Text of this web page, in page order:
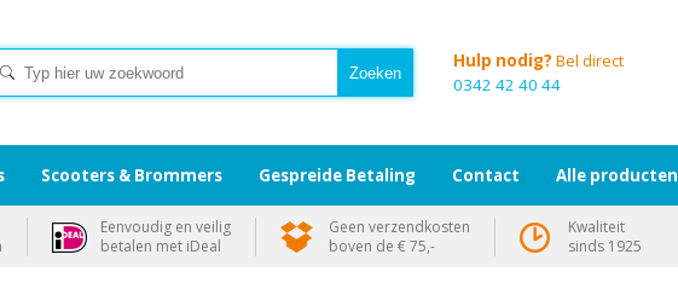
Hulp nodig? Bel direct
0342 42 40 44
Scooters & Brommers Gespreide Betaling Contact Alle producten
Eenvoudig en veilig
betalen met iDeal
Geen verzendkosten
boven de € 75,-
Kwaliteit
sinds 1925